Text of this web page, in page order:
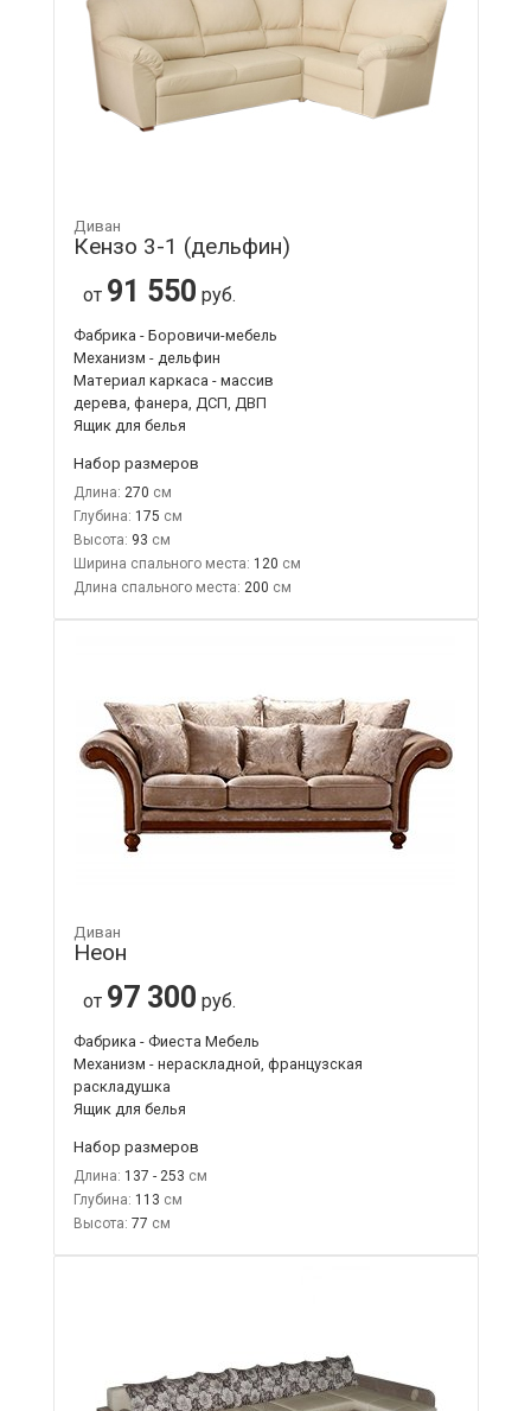
Диван
Кензо 3-1 (дельфин)
от 91 550 руб.
Фабрика - Боровичи-мебель
Механизм - дельфин
Материал каркаса - массив
дерева, фанера, ДСП, ДВП
Ящик для белья
Набор размеров
Длина: 270
Глубина: 175
Высота: 93
Ширина спального места: 120
Длина спального места: 200
Диван
Неон
от 97 300 руб.
Фабрика - Фиеста Мебель
Механизм - нераскладной, французская
раскладушка
Ящик для белья
Набор размеров
Длина: 137 - 253
Глубина: 113
Высота: 77